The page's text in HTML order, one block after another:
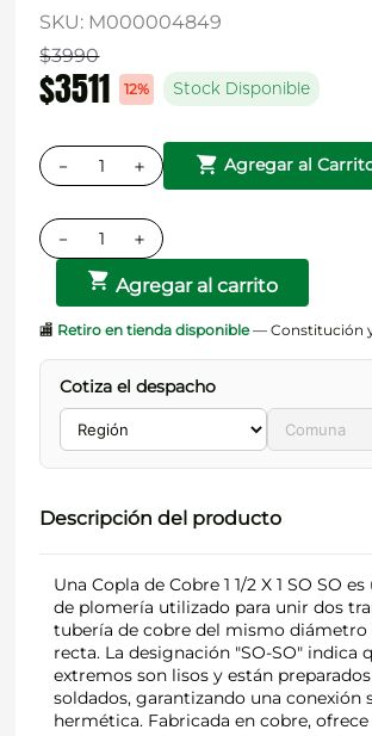
SKU: M000004849
$3990
$3511 12% Stock Disponible
＋
－ Agregar al
＋
－
Agregar al carrito
🏬 Retiro en tienda disponible— Constitución
Cotiza el despacho
Descripción del producto
Una Copla de Cobre 1 1/2 X 1 SO SO
de plomería utilizado para unir dos
tubería de cobre del mismo diámetro
recta. La designación "SO-SO" indica
extremos son lisos y están
soldados, garantizando una conexión
hermética. Fabricada en cobre, ofrece